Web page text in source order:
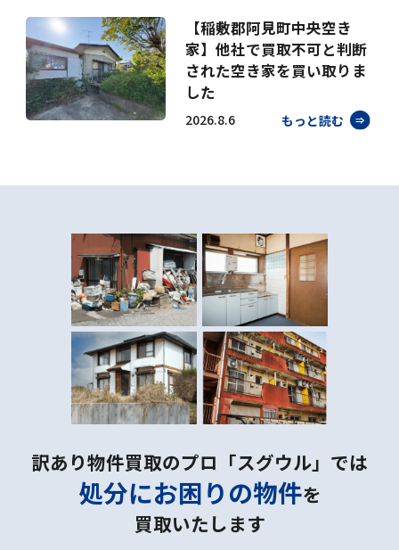
【稲敷郡阿見町中央空き
家】他社で買取不可と判断
された空き家を買い取りま
した
2026.8.6 もっと読む
訳あり物件買取のプロ「スグウル」では
処分にお困りの物件を
買取いたします